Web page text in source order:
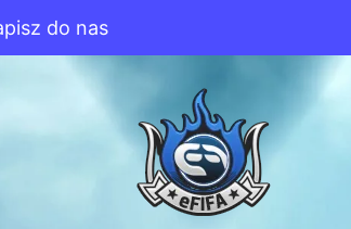
do nas